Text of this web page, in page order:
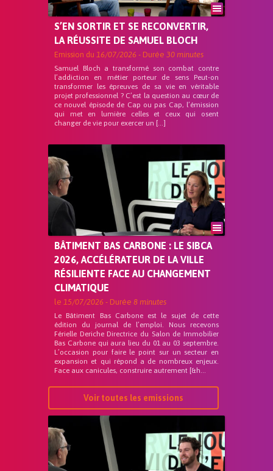
S’EN SORTIR ET SE RECONVERTIR,
LA RÉUSSITE DE SAMUEL BLOCH
Emission du 16/07/2026 - Durée 30 minutes
Samuel Bloch a transformé son combat contre
l’addiction en métier porteur de sens Peut-on
transformer les épreuves de sa vie en véritable
projet professionnel ? C’est la question au cœur de
ce nouvel épisode de Cap ou pas Cap, l’émission
qui met en lumière celles et ceux qui osent
changer de vie pour exercer un […]
BÂTIMENT BAS CARBONE : LE SIBCA
2026, ACCÉLÉRATEUR DE LA VILLE
RÉSILIENTE FACE AU CHANGEMENT
CLIMATIQUE
le 15/07/2026 - Durée 8 minutes
Le Bâtiment Bas Carbone est le sujet de cette
édition du journal de l’emploi. Nous recevons
Férielle Deriche Directrice du Salon de Immobilier
Bas Carbone qui aura lieu du 01 au 03 septembre.
L’occasion pour faire le point sur un secteur en
expansion et qui répond a de nombreux enjeux.
Face aux canicules, construire autrement [&h...
Voir toutes les emissions